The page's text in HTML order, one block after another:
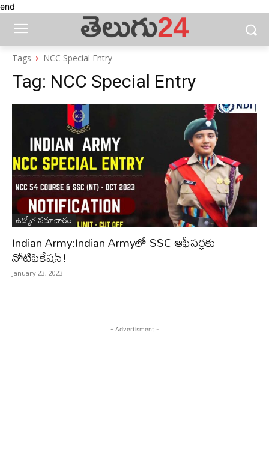
end
Tags NCC Special Entry
Tag: NCC Special Entry
ఉద్యోగ సమాచారం
Indian Army:Indian Armyలో SSC ఆఫీసర్లకు
నోటిఫికేషన్!
January 23, 2023
- Advertisment -